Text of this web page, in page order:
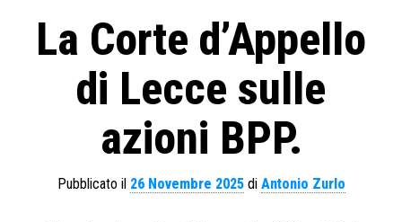
La Corte d’Appello
di Lecce sulle
azioni BPP.
Pubblicato il 26 Novembre 2025di Antonio Zurlo